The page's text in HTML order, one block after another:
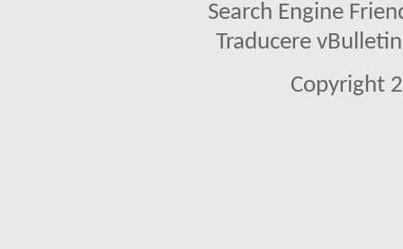
Search Engine
Traducere
Copyright